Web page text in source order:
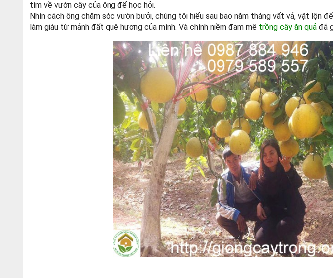
tìm về vườn cây của ông để học hỏi.
Nhìn cách ông chăm sóc vườn bưởi, chúng tôi hiểu sau bao năm tháng vất vả, vật lộn
làm giàu từ mảnh đất quê hương của mình. Và chính niềm đam mê trồng cây ăn quả đã